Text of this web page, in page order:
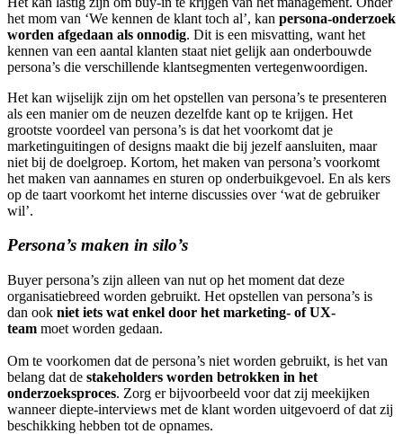
het mom van ‘We kennen de klant toch al’, kan persona-onderzoek
worden afgedaan als onnodig. Dit is een misvatting, want het
kennen van een aantal klanten staat niet gelijk aan onderbouwde
persona’s die verschillende klantsegmenten vertegenwoordigen.
Het kan wijselijk zijn om het opstellen van persona’s te presenteren
als een manier om de neuzen dezelfde kant op te krijgen. Het
grootste voordeel van persona’s is dat het voorkomt dat je
marketinguitingen of designs maakt die bij jezelf aansluiten, maar
niet bij de doelgroep. Kortom, het maken van persona’s voorkomt
het maken van aannames en sturen op onderbuikgevoel. En als kers
op de taart voorkomt het interne discussies over ‘wat de gebruiker
wil’.
Persona’s maken in silo’s
Buyer persona’s zijn alleen van nut op het moment dat deze
organisatiebreed worden gebruikt. Het opstellen van persona’s is
dan ook niet iets wat enkel door het marketing- of UX-
team moet worden gedaan.
Om te voorkomen dat de persona’s niet worden gebruikt, is het van
belang dat de stakeholders worden betrokken in het
onderzoeksproces. Zorg er bijvoorbeeld voor dat zij meekijken
wanneer diepte-interviews met de klant worden uitgevoerd of dat zij
beschikking hebben tot de opnames.